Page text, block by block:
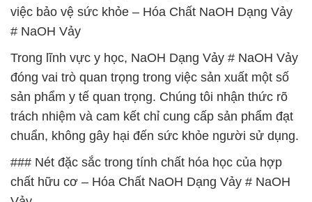
việc bảo vệ sức khỏe – Hóa Chất NaOH Dạng Vảy
# NaOH Vảy
Trong lĩnh vực y học, NaOH Dạng Vảy # NaOH Vảy
đóng vai trò quan trọng trong việc sản xuất một số
sản phẩm y tế quan trọng. Chúng tôi nhận thức rõ
trách nhiệm và cam kết chỉ cung cấp sản phẩm đạt
chuẩn, không gây hại đến sức khỏe người sử dụng.
### Nét đặc sắc trong tính chất hóa học của hợp
chất hữu cơ – Hóa Chất NaOH Dạng Vảy # NaOH